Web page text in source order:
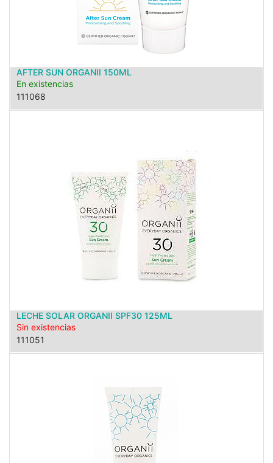
AFTER SUN ORGANII 150ML
En existencias
111068
LECHE SOLAR ORGANII SPF30 125ML
Sin existencias
111051